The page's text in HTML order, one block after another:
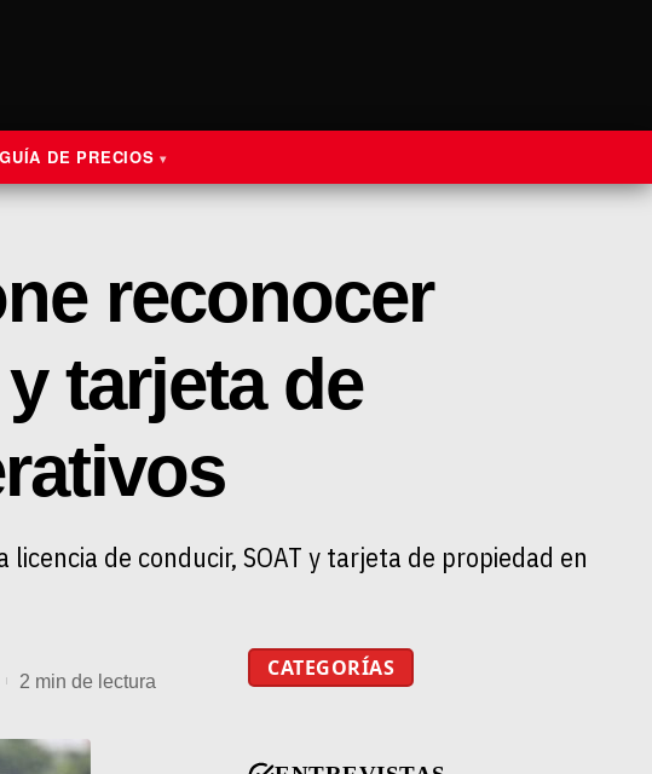
GUÍA DE PRECIOS
reconocer
tarjeta de
de conducir, SOAT y tarjeta de propiedad en
2 min de lectura CATEGORÍAS